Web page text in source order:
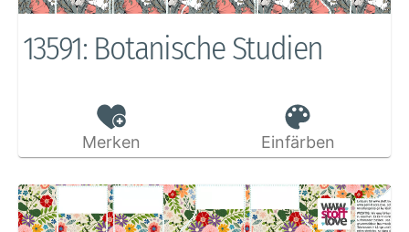
13591: Botanische Studien
Merken Einfärben